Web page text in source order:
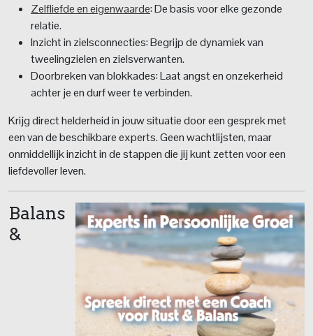
Zelfliefde en eigenwaarde: De basis voor elke gezonde
relatie.
Inzicht in zielsconnecties: Begrijp de dynamiek van
tweelingzielen en zielsverwanten.
Doorbreken van blokkades: Laat angst en onzekerheid
achter je en durf weer te verbinden.
Krijg direct helderheid in jouw situatie door een gesprek met
een van de beschikbare experts. Geen wachtlijsten, maar
onmiddellijk inzicht in de stappen die jij kunt zetten voor een
liefdevoller leven.
Balans
&